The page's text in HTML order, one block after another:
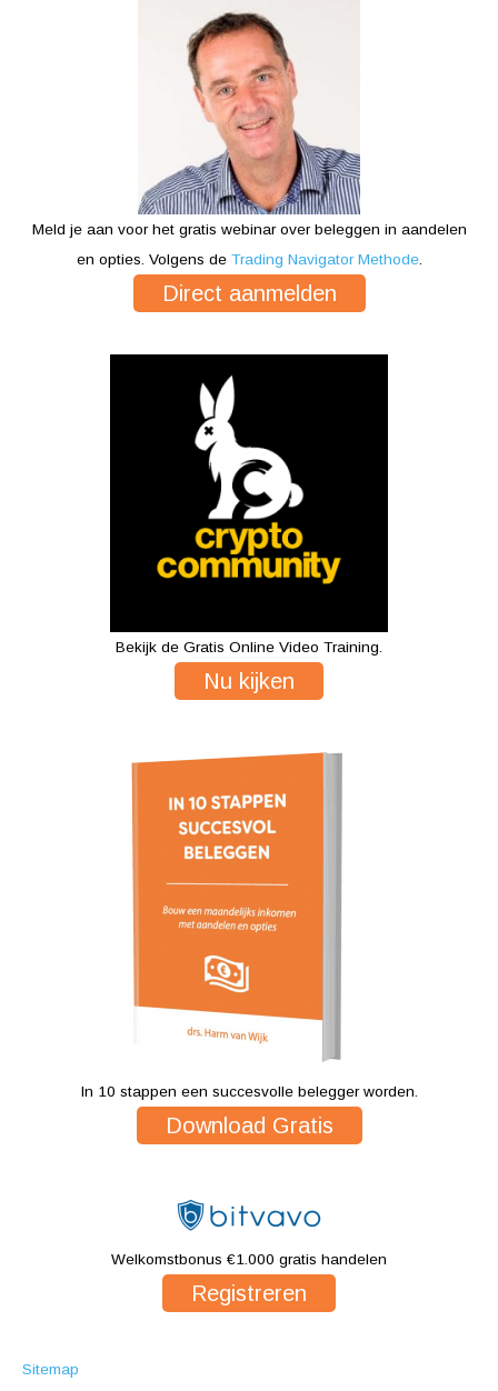
Meld je aan voor het gratis webinar over beleggen in aandelen
en opties. Volgens de Trading Navigator Methode.
Direct aanmelden
Bekijk de Gratis Online Video Training.
Nu kijken
In 10 stappen een succesvolle belegger worden.
Download Gratis
Welkomstbonus €1.000 gratis handelen
Registreren
Sitemap